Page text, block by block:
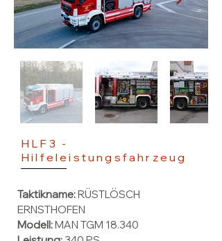
HLF3 -
Hilfeleistungsfahrzeug
Taktikname:RÜSTLÖSCH
ERNSTHOFEN
Modell:MAN TGM 18.340